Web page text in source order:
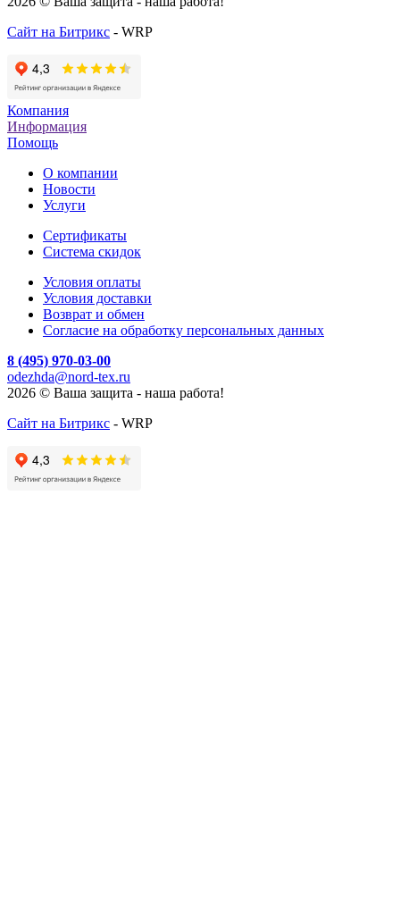
Сайт на Битрикс - WRP
Компания
Информация
Помощь
О компании
Новости
Услуги
Cертификаты
Система скидок
Условия оплаты
Условия доставки
Возврат и обмен
Согласие на обработку персональных данных
8 (495) 970-03-00
odezhda@nord-tex.ru
2026 © Ваша защита - наша работа!
Сайт на Битрикс - WRP